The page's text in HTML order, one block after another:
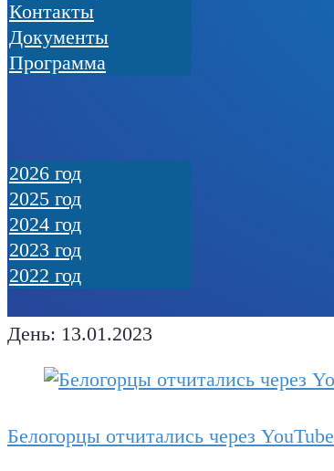
Контакты
Документы
Программа
2026 год
2025 год
2024 год
2023 год
2022 год
День: 13.01.2023
Белогорцы отчитались через YouTube